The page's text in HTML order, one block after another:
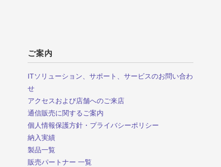
ご案内
ITソリューション、サポート、サービスのお問い合わ
せ
アクセスおよび店舗へのご来店
通信販売に関するご案内
個人情報保護方針・プライバシーポリシー
納入実績
製品一覧
販売パートナー 一覧